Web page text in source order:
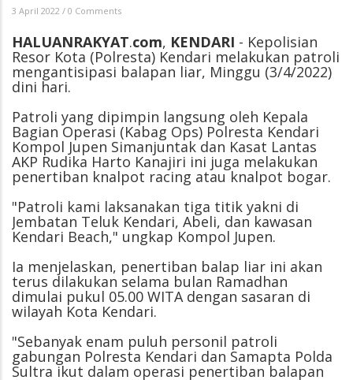
3 April 2022 / 0 Comments
HALUANRAKYAT.com, KENDARI - Kepolisian
Resor Kota (Polresta) Kendari melakukan patroli
mengantisipasi balapan liar, Minggu (3/4/2022)
dini hari.
Patroli yang dipimpin langsung oleh Kepala
Bagian Operasi (Kabag Ops) Polresta Kendari
Kompol Jupen Simanjuntak dan Kasat Lantas
AKP Rudika Harto Kanajiri ini juga melakukan
penertiban knalpot racing atau knalpot bogar.
"Patroli kami laksanakan tiga titik yakni di
Jembatan Teluk Kendari, Abeli, dan kawasan
Kendari Beach," ungkap Kompol Jupen.
Ia menjelaskan, penertiban balap liar ini akan
terus dilakukan selama bulan Ramadhan
dimulai pukul 05.00 WITA dengan sasaran di
wilayah Kota Kendari.
"Sebanyak enam puluh personil patroli
gabungan Polresta Kendari dan Samapta Polda
Sultra ikut dalam operasi penertiban balapan